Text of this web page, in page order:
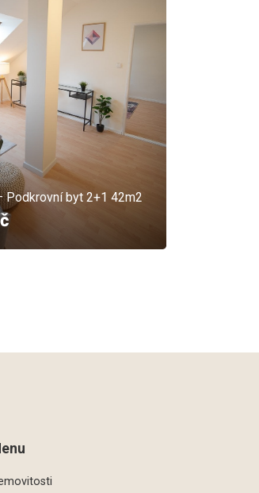
Podkrovní byt 2+1 42m2